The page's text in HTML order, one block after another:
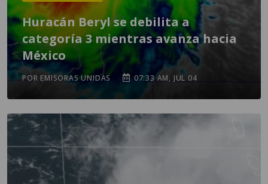
Huracán Beryl se debilita a
categoría 3 mientras avanza hacia
México
POR EMISORAS UNIDAS 07:33 AM, JUL 04